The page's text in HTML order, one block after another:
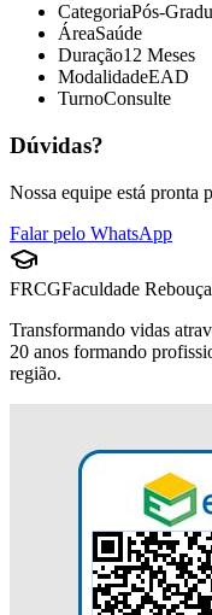
CategoriaPós-
ÁreaSaúde
Duração12 Meses
ModalidadeEAD
TurnoConsulte
Dúvidas?
Nossa equipe está pronta
Falar pelo WhatsApp
FRCGFaculdade
Transformando vidas
20 anos formando
região.